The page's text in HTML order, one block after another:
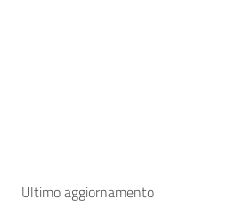
Ultimo aggiornamento